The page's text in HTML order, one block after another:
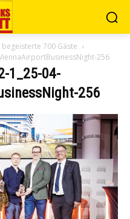
700 Gäste
256
1_25-04-
256